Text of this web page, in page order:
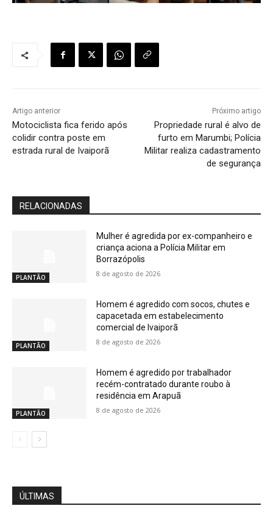
Artigo anterior
Motociclista fica ferido após
colidir contra poste em
estrada rural de Ivaiporã
Próximo artigo
Propriedade rural é alvo de
furto em Marumbi; Polícia
Militar realiza cadastramento
de segurança
RELACIONADAS
PLANTÃO
Mulher é agredida por ex-companheiro e
criança aciona a Polícia Militar em
Borrazópolis
8 de agosto de 2026
PLANTÃO
Homem é agredido com socos, chutes e
capacetada em estabelecimento
comercial de Ivaiporã
8 de agosto de 2026
PLANTÃO
Homem é agredido por trabalhador
recém-contratado durante roubo à
residência em Arapuã
8 de agosto de 2026
ÚLTIMAS